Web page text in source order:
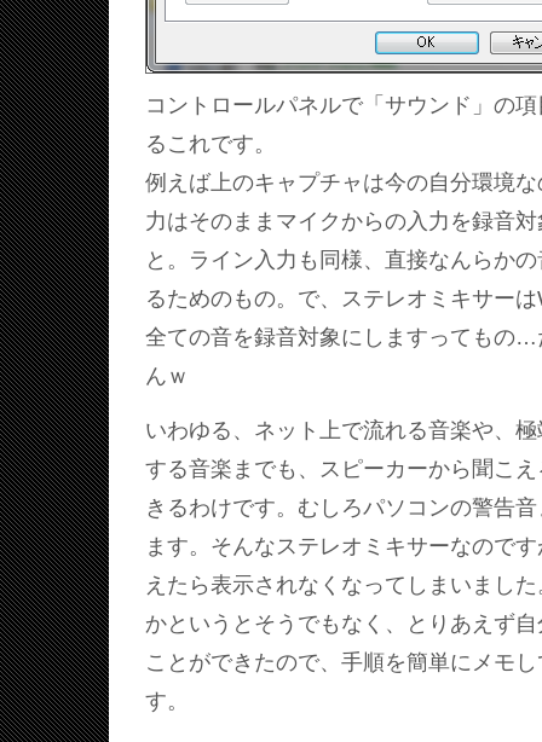
コントロールパネルで「サウンド」の
るこれです。
例えば上のキャプチャは今の自分環境
力はそのままマイクからの入力を録音
と。ライン入力も同様、直接なんらか
るためのもの。で、ステレオミキサー
全ての音を録音対象にしますってもの
んｗ
いわゆる、ネット上で流れる音楽や、
する音楽までも、スピーカーから聞こ
きるわけです。むしろパソコンの警告
ます。そんなステレオミキサーなので
えたら表示されなくなってしまいまし
かというとそうでもなく、とりあえず
ことができたので、手順を簡単にメモ
す。